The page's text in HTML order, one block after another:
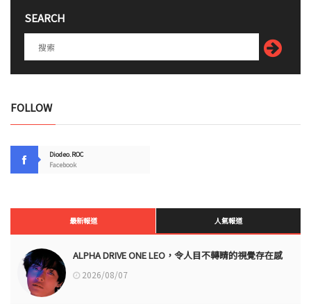
SEARCH
FOLLOW
Diodeo.ROC
Facebook
最新報道 人氣報道
ALPHA DRIVE ONE LEO，令人目不轉睛的視覺存在感
2026/08/07